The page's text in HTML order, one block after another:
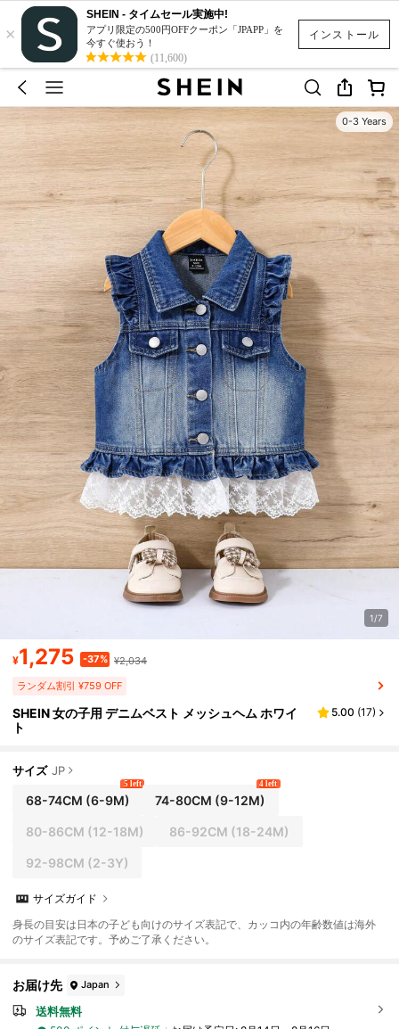
インストール
×
SHEIN - タイムセール実施中!
アプリ限定の500円OFFクーポン「JPAPP」を
今すぐ使おう！
(11,600)
0-3 Years
1/7
¥1,275 -37% ¥2,034
ランダム割引 ¥759 OFF
SHEIN 女の子用 デニムベスト メッシュヘム ホワイ
ト
5.00 (17)
サイズ JP
68-74CM (6-9M)
5 left
74-80CM (9-12M)
4 left
80-86CM (12-18M) 86-92CM (18-24M)
92-98CM (2-3Y)
サイズガイド
身長の目安は日本の子ども向けのサイズ表記で、カッコ内の年齢数値は海外
のサイズ表記です。予めご了承ください。
お届け先 Japan
送料無料